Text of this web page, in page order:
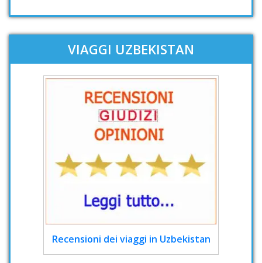
VIAGGI UZBEKISTAN
Recensioni dei viaggi in Uzbekistan